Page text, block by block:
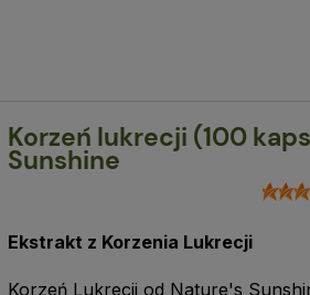
Korzeń lukrecji (100
Sunshine
Ekstrakt z Korzenia Lukrecji
Korzeń Lukrecji od Nature's